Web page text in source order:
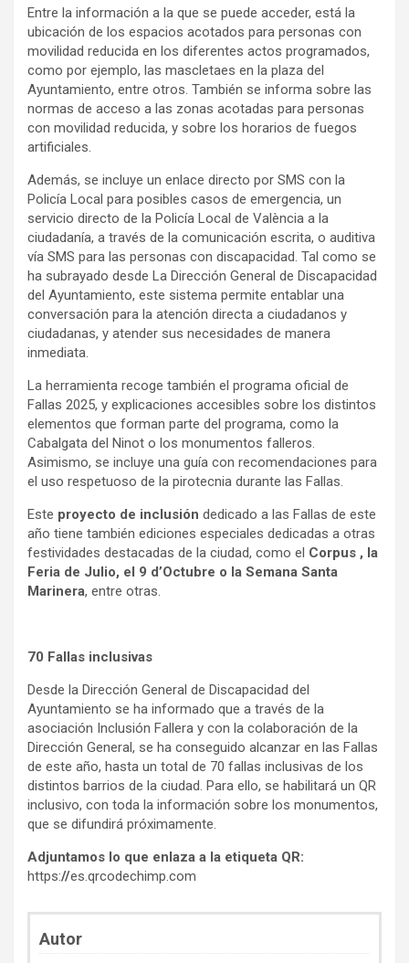
Entre la información a la que se puede acceder, está la
ubicación de los espacios acotados para personas con
movilidad reducida en los diferentes actos programados,
como por ejemplo, las mascletaes en la plaza del
Ayuntamiento, entre otros. También se informa sobre las
normas de acceso a las zonas acotadas para personas
con movilidad reducida, y sobre los horarios de fuegos
artificiales.
Además, se incluye un enlace directo por SMS con la
Policía Local para posibles casos de emergencia, un
servicio directo de la Policía Local de València a la
ciudadanía, a través de la comunicación escrita, o auditiva
vía SMS para las personas con discapacidad. Tal como se
ha subrayado desde La Dirección General de Discapacidad
del Ayuntamiento, este sistema permite entablar una
conversación para la atención directa a ciudadanos y
ciudadanas, y atender sus necesidades de manera
inmediata.
La herramienta recoge también el programa oficial de
Fallas 2025, y explicaciones accesibles sobre los distintos
elementos que forman parte del programa, como la
Cabalgata del Ninot o los monumentos falleros.
Asimismo, se incluye una guía con recomendaciones para
el uso respetuoso de la pirotecnia durante las Fallas.
Este proyecto de inclusión dedicado a las Fallas de este
año tiene también ediciones especiales dedicadas a otras
festividades destacadas de la ciudad, como el Corpus , la
Feria de Julio, el 9 d’Octubre o la Semana Santa
Marinera, entre otras.
70 Fallas inclusivas
Desde la Dirección General de Discapacidad del
Ayuntamiento se ha informado que a través de la
asociación Inclusión Fallera y con la colaboración de la
Dirección General, se ha conseguido alcanzar en las Fallas
de este año, hasta un total de 70 fallas inclusivas de los
distintos barrios de la ciudad. Para ello, se habilitará un QR
inclusivo, con toda la información sobre los monumentos,
que se difundirá próximamente.
Adjuntamos lo que enlaza a la etiqueta QR:
https://es.qrcodechimp.com
Autor